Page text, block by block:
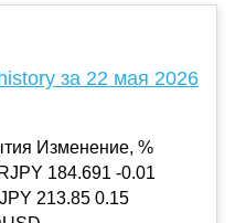
за 22 мая 2026
Изменение, %
184.691 -0.01
213.85 0.15